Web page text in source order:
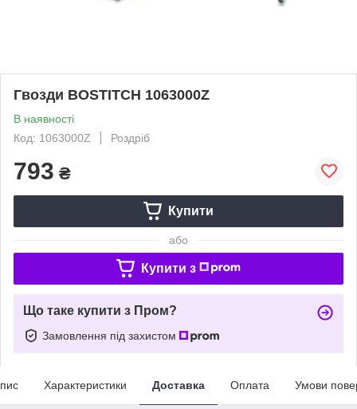
Гвозди BOSTITCH 1063000Z
В наявності
Код: 1063000Z
Роздріб
793 ₴
Купити
або
Купити з
Що таке купити з Пром?
Замовлення під захистом
Характеристики Доставка Оплата Умови